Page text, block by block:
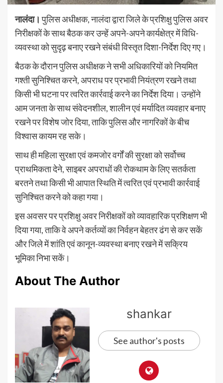
नालंदा। पुलिस अधीक्षक, नालंदा द्वारा जिले के प्रशिक्षु पुलिस अवर
निरीक्षकों के साथ बैठक कर उन्हें अपने-अपने कार्यक्षेत्र में विधि-
व्यवस्था को सुदृढ़ बनाए रखने संबंधी विस्तृत दिशा-निर्देश दिए गए।
बैठक के दौरान पुलिस अधीक्षक ने सभी अधिकारियों को नियमित
गश्ती सुनिश्चित करने, अपराध पर प्रभावी नियंत्रण रखने तथा
किसी भी घटना पर त्वरित कार्रवाई करने का निर्देश दिया। उन्होंने
आम जनता के साथ संवेदनशील, शालीन एवं मर्यादित व्यवहार बनाए
रखने पर विशेष जोर दिया, ताकि पुलिस और नागरिकों के बीच
विश्वास कायम रह सके।
साथ ही महिला सुरक्षा एवं कमजोर वर्गों की सुरक्षा को सर्वोच्च
प्राथमिकता देने, साइबर अपराधों की रोकथाम के लिए सतर्कता
बरतने तथा किसी भी आपात स्थिति में त्वरित एवं प्रभावी कार्रवाई
सुनिश्चित करने को कहा गया।
इस अवसर पर प्रशिक्षु अवर निरीक्षकों को व्यावहारिक प्रशिक्षण भी
दिया गया, ताकि वे अपने कर्तव्यों का निर्वहन बेहतर ढंग से कर सकें
और जिले में शांति एवं कानून-व्यवस्था बनाए रखने में सक्रिय
भूमिका निभा सकें।
About The Author
shankar
See author's posts